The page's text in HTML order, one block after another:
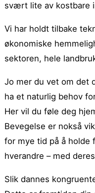
svært lite av kostbare
Vi har holdt tilbake
økonomiske
sektoren, hele
Jo mer du vet om det
ha et naturlig behov
Her vil du føle deg
Bevegelse er nokså
for mye tid på å holde
hverandre – med
Slik dannes